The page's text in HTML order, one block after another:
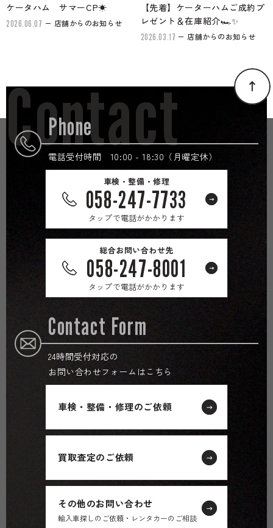
ケータハム サマーCP☀
2026.06.07 店舗からのお知らせ
【先着】ケーターハムご成約プ
レゼント＆在庫紹介🏎✨
2026.03.17 店舗からのお知らせ
Phone
電話受付時間 10:00 - 18:30（月曜定休）
車検・整備・修理
058-247-7733
タップで電話がかかります
総合お問い合わせ先
058-247-8001
タップで電話がかかります
Contact Form
24時間受付対応の
お問い合わせフォームはこちら
車検・整備・修理のご依頼
買取査定のご依頼
その他のお問い合わせ
輸入車探しのご依頼・レンタカーのご相談
Contact